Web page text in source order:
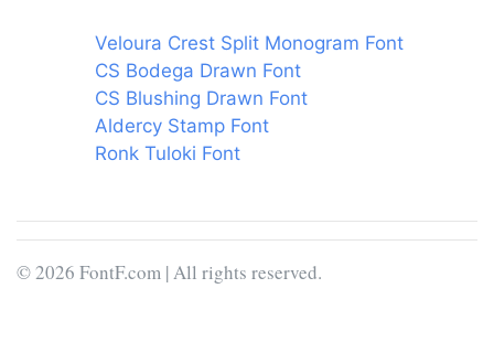
Veloura Crest Split Monogram Font
CS Bodega Drawn Font
CS Blushing Drawn Font
Aldercy Stamp Font
Ronk Tuloki Font
© 2026 FontF.com | All rights reserved.